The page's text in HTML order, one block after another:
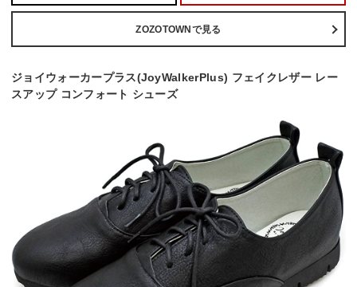
ZOZOTOWNで見る
ジョイウォーカープラス(JoyWalkerPlus) フェイクレザー レー
スアップ コンフォート シューズ